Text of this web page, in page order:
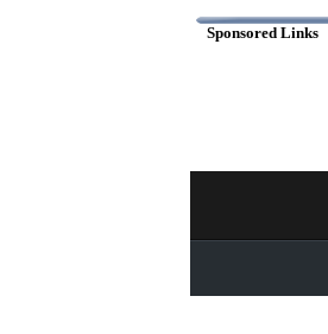
Sponsored Links